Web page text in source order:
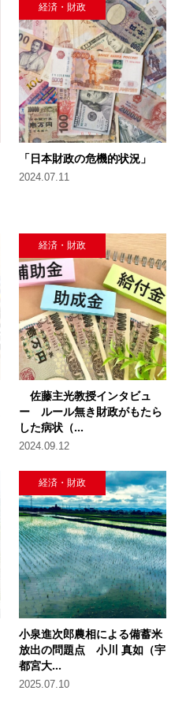
経済・財政
「日本財政の危機的状況」
2024.07.11
経済・財政
佐藤主光教授インタビュ
ー ルール無き財政がもたら
した病状（...
2024.09.12
経済・財政
小泉進次郎農相による備蓄米
放出の問題点 小川 真如（宇
都宮大...
2025.07.10